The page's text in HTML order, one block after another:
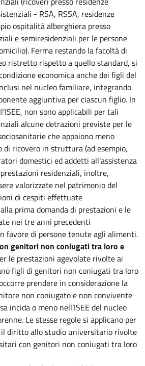
- RSA, RSSA, residenze
ospitalità alberghiera presso
e semiresidenziali per le persone
Ferma restando la facoltà di
ristretto rispetto a quello standard, si
economica anche dei figli del
nel nucleo familiare, integrando
aggiuntiva per ciascun figlio. In
non sono applicabili per tali
alcune detrazioni previste per le
che appaiono meno
di ricovero in struttura (ad esempio,
domestici ed addetti all’assistenza
residenziali, inoltre,
valorizzate nel patrimonio del
di cespiti effettuate
prima domanda di prestazioni e le
nei tre anni precedenti
favore di persone tenute agli alimenti.
genitori non coniugati tra loro e
le prestazioni agevolate rivolte ai
figli di genitori non coniugati tra loro
prendere in considerazione la
non coniugato e non convivente
incida o meno nell’ISEE del nucleo
Le stesse regole si applicano per
diritto allo studio universitario rivolte
con genitori non coniugati tra loro